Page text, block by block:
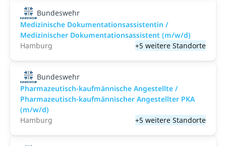
Bundeswehr
Medizinische Dokumentationsassistentin /
Medizinischer Dokumentationsassistent (m/w/d)
Hamburg
+5 weitere Standorte
Bundeswehr
Pharmazeutisch-kaufmännische Angestellte /
Pharmazeutisch-kaufmännischer Angestellter PKA
(m/w/d)
Hamburg
+5 weitere Standorte